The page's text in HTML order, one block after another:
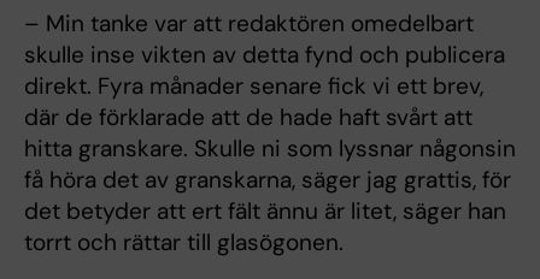
– Min tanke var att redaktören omedelbart
skulle inse vikten av detta fynd och publicera
direkt. Fyra månader senare fick vi ett brev,
där de förklarade att de hade haft svårt att
hitta granskare. Skulle ni som lyssnar någonsin
få höra det av granskarna, säger jag grattis, för
det betyder att ert fält ännu är litet, säger han
torrt och rättar till glasögonen.